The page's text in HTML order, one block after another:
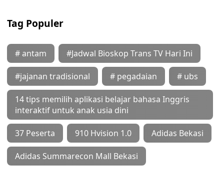
Tag Populer
# antam #Jadwal Bioskop Trans TV Hari Ini
#jajanan tradisional # pegadaian # ubs
14 tips memilih aplikasi belajar bahasa Inggris
interaktif untuk anak usia dini
37 Peserta 910 Hvision 1.0 Adidas Bekasi
Adidas Summarecon Mall Bekasi